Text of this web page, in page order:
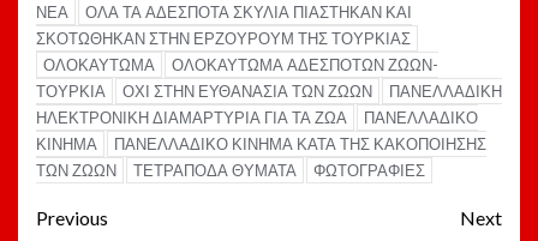
ΝΕΑ
ΟΛΑ ΤΑ ΑΔΕΣΠΟΤΑ ΣΚΥΛΙΑ ΠΙΑΣΤΗΚΑΝ ΚΑΙ
ΣΚΟΤΩΘΗΚΑΝ ΣΤΗΝ ΕΡΖΟΥΡΟΥΜ ΤΗΣ ΤΟΥΡΚΙΑΣ
ΟΛΟΚΑΥΤΩΜΑ
ΟΛΟΚΑΥΤΩΜΑ ΑΔΕΣΠΟΤΩΝ ΖΩΩΝ-
ΤΟΥΡΚΙΑ
ΟΧΙ ΣΤΗΝ ΕΥΘΑΝΑΣΙΑ ΤΩΝ ΖΩΩΝ
ΠΑΝΕΛΛΑΔΙΚΗ
ΗΛΕΚΤΡΟΝΙΚΗ ΔΙΑΜΑΡΤΥΡΙΑ ΓΙΑ ΤΑ ΖΩΑ
ΠΑΝΕΛΛΑΔΙΚΟ
ΚΙΝΗΜΑ
ΠΑΝΕΛΛΑΔΙΚΟ ΚΙΝΗΜΑ ΚΑΤΑ ΤΗΣ ΚΑΚΟΠΟΙΗΣΗΣ
ΤΩΝ ΖΩΩΝ
ΤΕΤΡΑΠΟΔΑ ΘΥΜΑΤΑ ΦΩΤΟΓΡΑΦΙΕΣ
Post
Previous
Next